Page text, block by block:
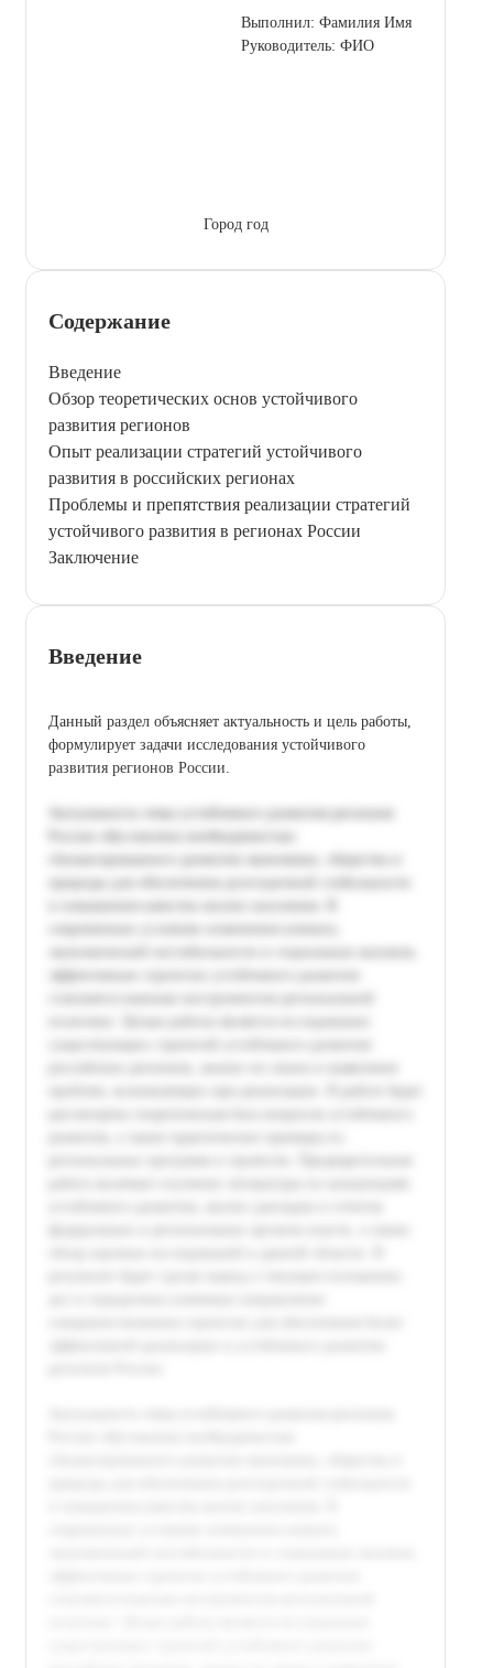
Выполнил: Фамилия Имя
Руководитель: ФИО
Город год
Содержание
Введение
Обзор теоретических основ устойчивого
развития регионов
Опыт реализации стратегий устойчивого
развития в российских регионах
Проблемы и препятствия реализации стратегий
устойчивого развития в регионах России
Заключение
Введение
Данный раздел объясняет актуальность и цель работы,
формулирует задачи исследования устойчивого
развития регионов России.